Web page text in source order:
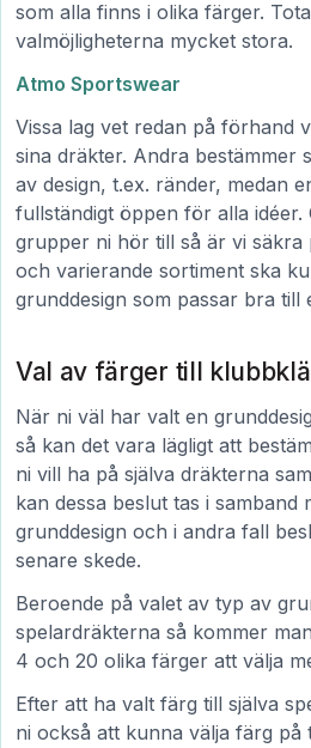
som alla finns i olika färger.
valmöjligheterna mycket stora.
Atmo Sportswear
Vissa lag vet redan på förhand
sina dräkter. Andra bestämmer
av design, t.ex. ränder, medan
fullständigt öppen för alla idéer.
grupper ni hör till så är vi säkra
och varierande sortiment ska
grunddesign som passar bra till
Val av färger till
När ni väl har valt en
så kan det vara lägligt att
ni vill ha på själva dräkterna
kan dessa beslut tas i samband
grunddesign och i andra fall
senare skede.
Beroende på valet av typ av
spelardräkterna så kommer
4 och 20 olika färger att välja
Efter att ha valt färg till själva
ni också att kunna välja färg på